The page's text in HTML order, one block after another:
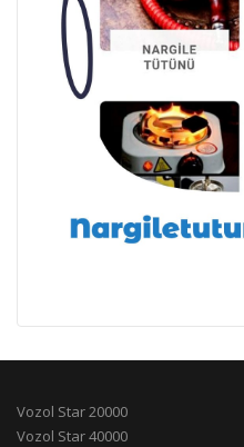
Vozol Star 20000
Vozol Star 40000